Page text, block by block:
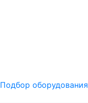
Подбор оборудования